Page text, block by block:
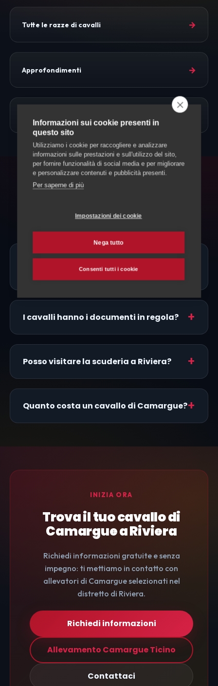
Tutte le razze di cavalli →
Approfondimenti →
Ci sono allevatori di Camargue proprio
I cavalli hanno i documenti in regola?
Posso visitare la scuderia a Riviera?
Quanto costa un cavallo di Camargue?
INIZIA ORA
Trova il tuo cavallo di
Camargue a Riviera
Richiedi informazioni gratuite e senza
impegno: ti mettiamo in contatto con
allevatori di Camargue selezionati nel
distretto di Riviera.
Richiedi informazioni
Allevamento Camargue Ticino
Contattaci
Informazioni sui cookie presenti in
questo sito
Utilizziamo i cookie per raccogliere e analizzare
informazioni sulle prestazioni e sull'utilizzo del sito,
per fornire funzionalità di social media e per migliorare
e personalizzare contenuti e pubblicità presenti.
Per saperne di più
Impostazioni dei cookie
Nega tutto
Consenti tutti i cookie